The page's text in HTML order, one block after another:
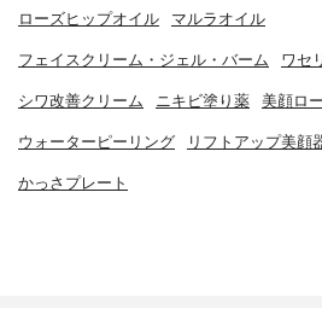
ローズヒップオイル マルラオイル
フェイスクリーム・ジェル・バーム ワセ
シワ改善クリーム ニキビ塗り薬 美顔ロ
ウォーターピーリング リフトアップ美顔
かっさプレート